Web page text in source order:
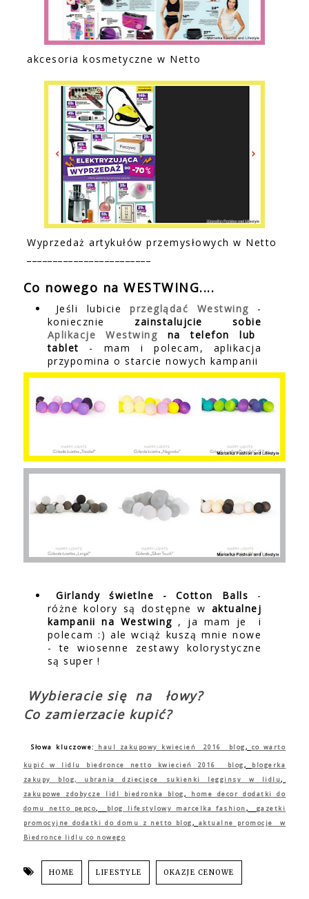
akcesoria kosmetyczne w Netto
Wyprzedaż artykułów przemysłowych w Netto
Co nowego na WESTWING....
Jeśli lubicieprzeglądać Westwing -
koniecznie zainstalujcie sobie
Aplikacje Westwing na telefon lub
tablet - mam i polecam, aplikacja
przypomina o starcie nowych kampanii
Girlandy świetlne - Cotton Balls -
różne kolory są dostępne w aktualnej
kampanii na Westwing , ja mam je i
polecam :) ale wciąż kuszą mnie nowe
- te wiosenne zestawy kolorystyczne
są super !
Wybieracie się na łowy?
Co zamierzacie kupić?
Słowa kluczowe: haul zakupowy kwiecień 2016 blog, co warto
kupić w lidlu biedronce netto kwiecień 2016 blog, blogerka
zakupy blog,
ubrania dziecięce sukienki legginsy w lidlu,
zakupowe zdobycze lidl biedronka blog,
home decor dodatki do
domu netto pepco, blog lifestylowy marcelka fashion, gazetki
promocyjne dodatki do domu z netto blog, aktualne promocje w
Biedronce lidlu co nowego
HOME LIFESTYLE OKAZJE CENOWE